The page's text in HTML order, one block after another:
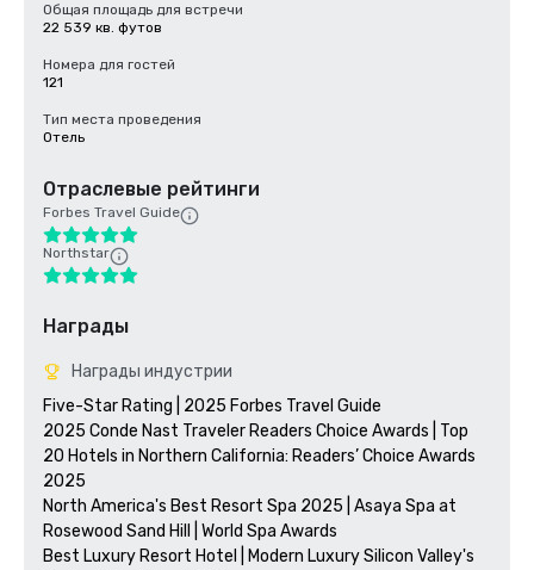
Общая площадь для встречи
22 539 кв. футов
Номера для гостей
121
Тип места проведения
Отель
Отраслевые рейтинги
Forbes Travel Guide
Northstar
Награды
Награды индустрии
Five-Star Rating | 2025 Forbes Travel Guide
2025 Conde Nast Traveler Readers Choice Awards | Top
20 Hotels in Northern California: Readers’ Choice Awards
2025
North America's Best Resort Spa 2025 | Asaya Spa at
Rosewood Sand Hill | World Spa Awards
Best Luxury Resort Hotel | Modern Luxury Silicon Valley's